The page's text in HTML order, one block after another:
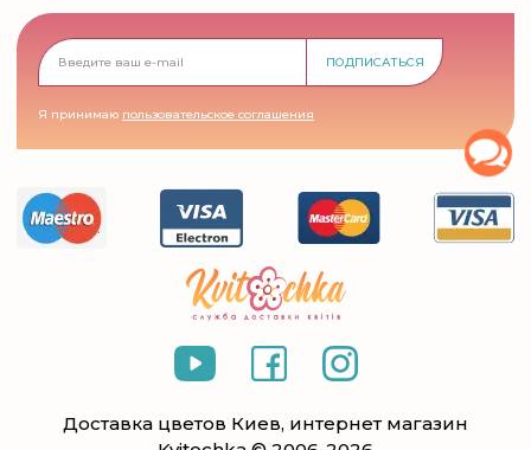
Доставка цветов Киев, интернет магазин
ПОДПИСАТЬСЯ
Я принимаю пользовательское соглашения